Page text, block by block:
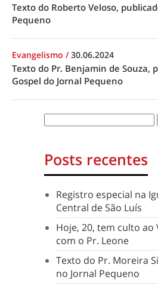
Texto do Roberto Veloso,
Pequeno
Evangelismo /30.06.2024
Texto do Pr. Benjamin de Souza,
Gospel do Jornal Pequeno
Posts recentes
Registro especial na
Central de São Luís
Hoje, 20, tem culto ao
com o Pr. Leone
Texto do Pr. Moreira
no Jornal Pequeno